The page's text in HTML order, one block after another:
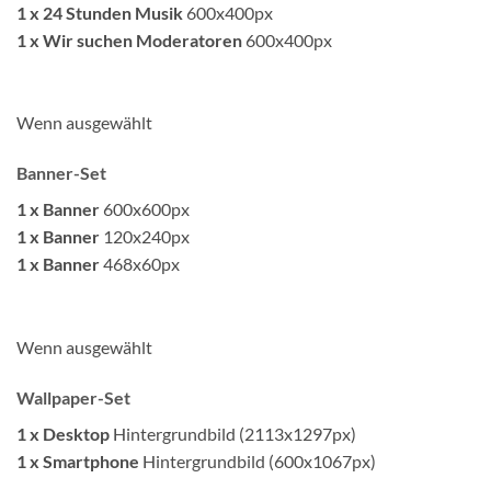
1 x 24 Stunden Musik 600x400px
1 x Wir suchen Moderatoren 600x400px
Wenn ausgewählt
Banner-Set
1 x Banner 600x600px
1 x Banner 120x240px
1 x Banner468x60px
Wenn ausgewählt
Wallpaper-Set
1 x Desktop Hintergrundbild (2113x1297px)
1 x Smartphone Hintergrundbild (600x1067px)